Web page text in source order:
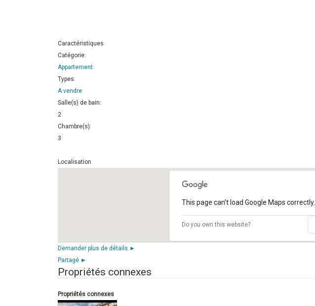
Caractéristiques
Catégorie:
Appartement
Types:
A vendre
Salle(s) de bain:
2
Chambre(s):
3
Localisation
This page can't load Google Maps correctly.
Do you own this website?
Demander plus de détails ►
Partagé ►
Propriétés connexes
Propriétés connexes